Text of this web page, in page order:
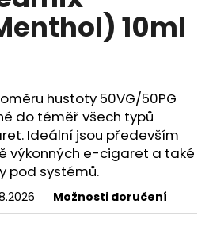
10ml
hustoty 50VG/50PG
do téměř všech typů
Ideální jsou především
výkonných e-cigaret a také
pod systémů.
Možnosti doručení
HLEDAT